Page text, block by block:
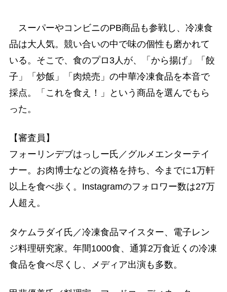
スーパーやコンビニのPB商品も参戦し、冷凍食
品は大人気。競い合いの中で味の個性も磨かれて
いる。そこで、食のプロ3人が、「から揚げ」「餃
子」「炒飯」「肉焼売」の中華冷凍食品を本音で
採点。「これを食え！」という商品を選んでもら
った。
【審査員】
フォーリンデブはっしー氏／グルメエンターテイ
ナー。お肉博士などの資格を持ち、今までに1万軒
以上を食べ歩く。Instagramのフォロワー数は27万
人超え。
タケムラダイ氏／冷凍食品マイスター、電子レン
ジ料理研究家。年間1000食、通算2万食近くの冷凍
食品を食べ尽くし、メディア出演も多数。